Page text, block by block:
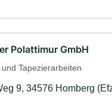
Polattimur GmbH
Tapezierarbeiten
9, 34576 Homberg